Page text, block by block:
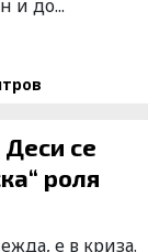
и до...
Деси се
роля
е в криза.